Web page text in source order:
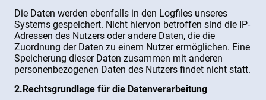
Die Daten werden ebenfalls in den Logfiles unseres
Systems gespeichert. Nicht hiervon betroffen sind die IP-
Adressen des Nutzers oder andere Daten, die die
Zuordnung der Daten zu einem Nutzer ermöglichen. Eine
Speicherung dieser Daten zusammen mit anderen
personenbezogenen Daten des Nutzers findet nicht statt.
2.Rechtsgrundlage für die Datenverarbeitung